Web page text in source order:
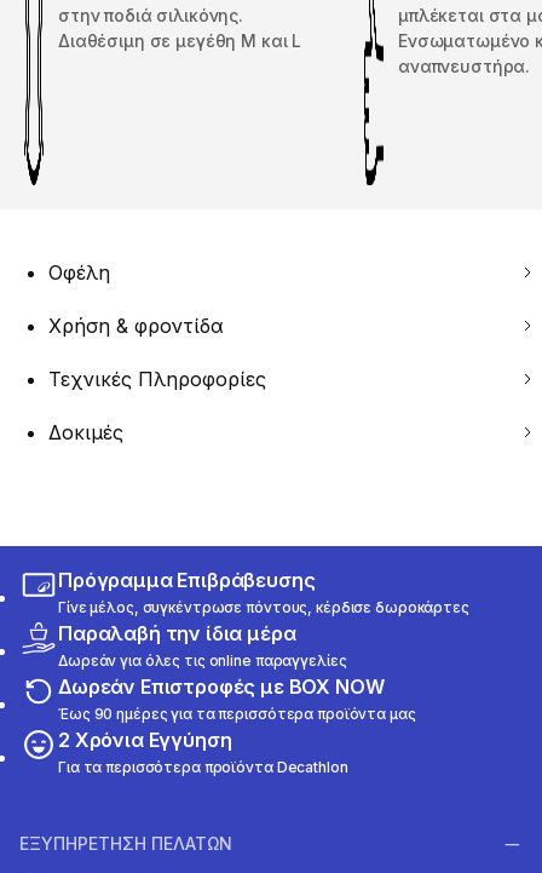
στην ποδιά σιλικόνης.
Διαθέσιμη σε μεγέθη M και L
μπλέκεται στα
Ενσωματωμένο
αναπνευστήρα.
Οφέλη
Χρήση & φροντίδα
Τεχνικές Πληροφορίες
Δοκιμές
Πρόγραμμα Επιβράβευσης
Γίνε μέλος, συγκέντρωσε πόντους, κέρδισε δωροκάρτες
Παραλαβή την ίδια μέρα
Δωρεάν για όλες τις online παραγγελίες
Δωρεάν Επιστροφές με BOX NOW
Έως 90 ημέρες για τα περισσότερα προϊόντα μας
2 Χρόνια Εγγύηση
Για τα περισσότερα προϊόντα Decathlon
ΕΞΥΠΗΡΕΤΗΣΗ ΠΕΛΑΤΩΝ